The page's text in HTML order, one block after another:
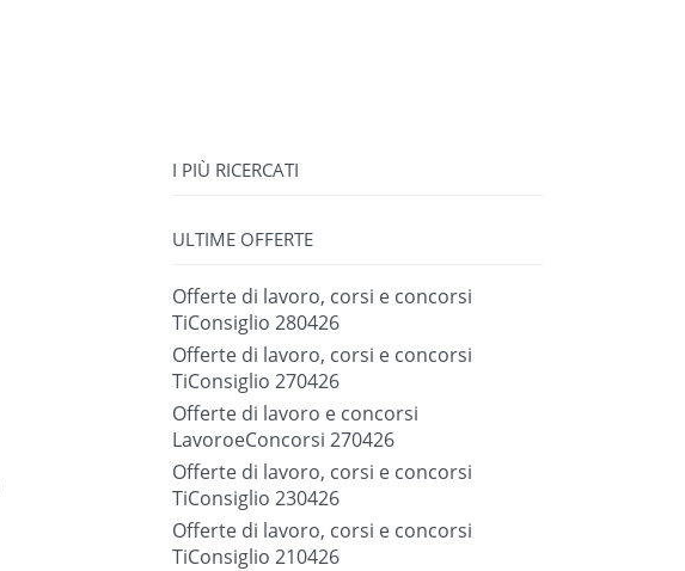
I PIÙ RICERCATI
ULTIME OFFERTE
Offerte di lavoro, corsi e concorsi
TiConsiglio 280426
Offerte di lavoro, corsi e concorsi
TiConsiglio 270426
Offerte di lavoro e concorsi
LavoroeConcorsi 270426
Offerte di lavoro, corsi e concorsi
TiConsiglio 230426
Offerte di lavoro, corsi e concorsi
TiConsiglio 210426